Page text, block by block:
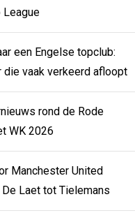
League
een Engelse topclub:
vaak verkeerd afloopt
rond de Rode
WK 2026
Manchester United
Laet tot Tielemans